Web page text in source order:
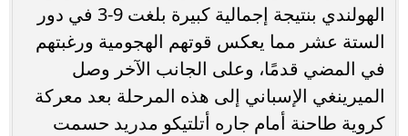
الهولندي بنتيجة إجمالية كبيرة بلغت 9-3 في دور
الستة عشر مما يعكس قوتهم الهجومية ورغبتهم
في المضي قدمًا، وعلى الجانب الآخر وصل
الميرينغي الإسباني إلى هذه المرحلة بعد معركة
كروية طاحنة أمام جاره أتلتيكو مدريد حسمت